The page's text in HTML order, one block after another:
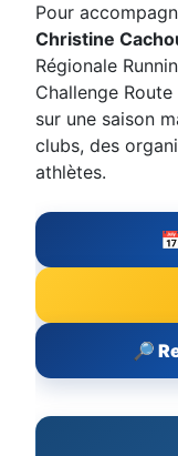
Pour
Christine
Régionale
Challenge
sur une saison
clubs, des
athlètes.
🔎